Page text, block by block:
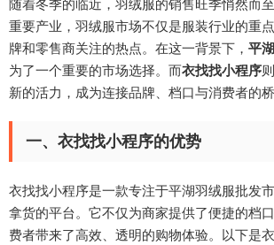
随着冬季的临近，羽绒服的销售旺季悄然而
重要产业，羽绒服市场不仅是服装行业的重
牌和零售商关注的热点。在这一背景下， 平
为了一个重要的市场选择。而衣找找小程序
新的活力，成为连接品牌、档口与消费者的桥
一、衣找找小程序的优势
衣找找小程序是一款专注于平湖羽绒服批发
拿货的平台。它不仅为商家提供了便捷的档
费者带来了高效、透明的购物体验。以下是